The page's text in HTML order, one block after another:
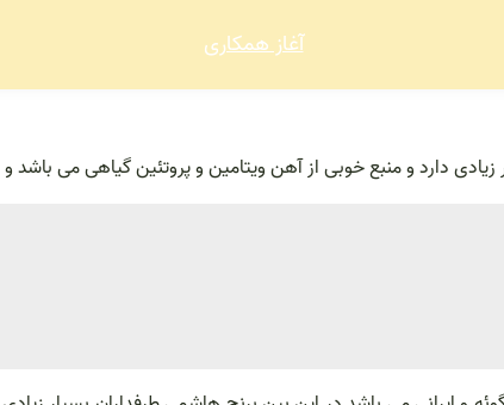
آغاز همکاری
زیادی دارد و منبع خوبی از آهن ویتامین و پروتئین گیاهی می